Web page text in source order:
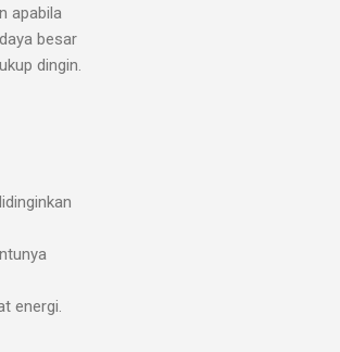
apabila
besar
dingin.
energi.